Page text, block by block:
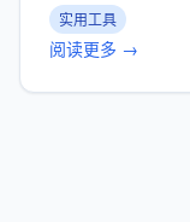
实用工具
阅读更多 →